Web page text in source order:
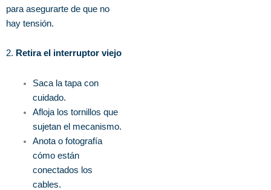
para asegurarte de que no
hay tensión.
2. Retira el interruptor viejo
Saca la tapa con
cuidado.
Afloja los tornillos que
sujetan el mecanismo.
Anota o fotografía
cómo están
conectados los
cables.